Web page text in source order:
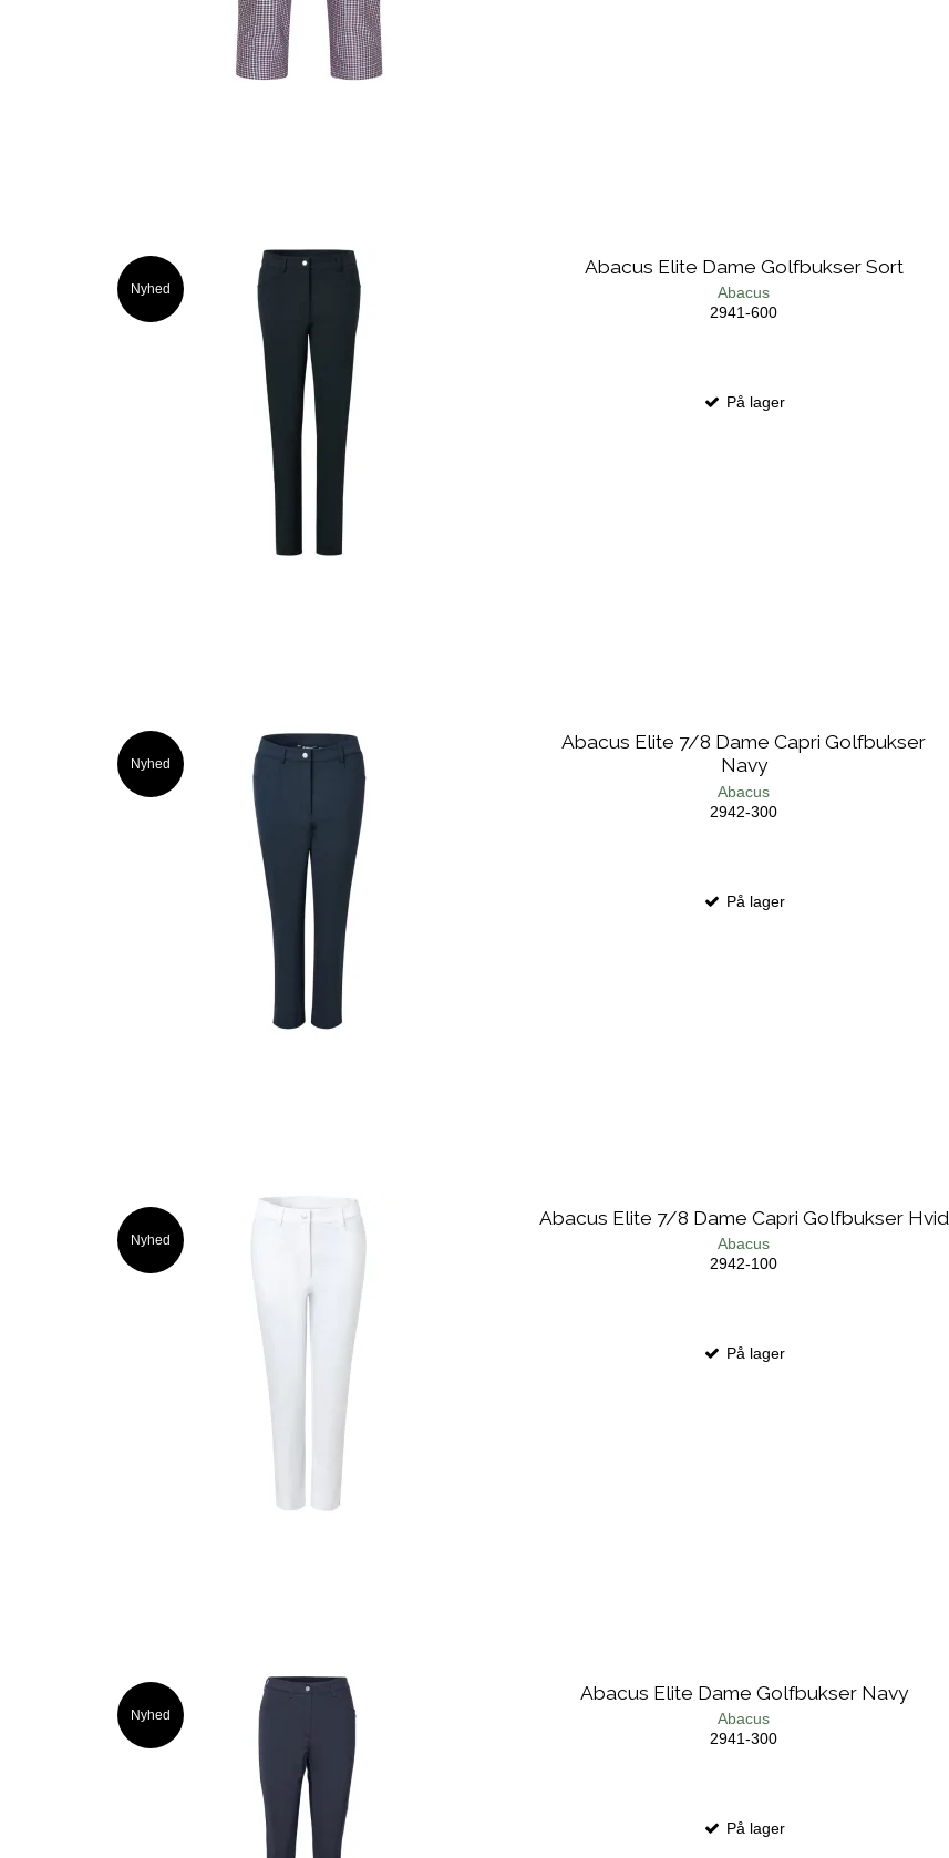
Nyhed
Abacus Elite Dame Golfbukser Sort
Abacus
2941-600
På lager
Nyhed
Abacus Elite 7/8 Dame Capri Golfbukser
Navy
Abacus
2942-300
På lager
Nyhed
Abacus Elite 7/8 Dame Capri Golfbukser Hvid
Abacus
2942-100
På lager
Nyhed
Abacus Elite Dame Golfbukser Navy
Abacus
2941-300
På lager